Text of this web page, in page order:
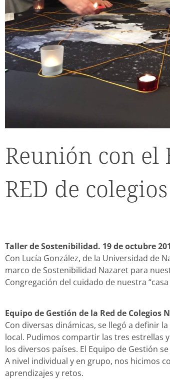
Reunión con el
RED de
Taller de Sostenibilidad. 19 de octubre
Con Lucía González, de la Universidad de
marco de Sostenibilidad Nazaret para
Congregación del cuidado de nuestra
Equipo de Gestión de la Red de Colegios
Con diversas dinámicas, se llegó a definir
local. Pudimos compartir las tres estrellas
los diversos países. El Equipo de Gestión
A nivel individual y en grupo, nos hicimos
aprendizajes y retos.